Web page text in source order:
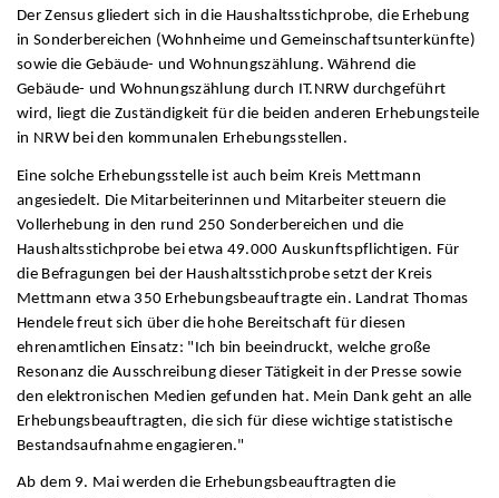
Der Zensus gliedert sich in die Haushaltsstichprobe, die Erhebung
in Sonderbereichen (Wohnheime und Gemeinschaftsunterkünfte)
sowie die Gebäude- und Wohnungszählung. Während die
Gebäude- und Wohnungszählung durch IT.NRW durchgeführt
wird, liegt die Zuständigkeit für die beiden anderen Erhebungsteile
in NRW bei den kommunalen Erhebungsstellen.
Eine solche Erhebungsstelle ist auch beim Kreis Mettmann
angesiedelt. Die Mitarbeiterinnen und Mitarbeiter steuern die
Vollerhebung in den rund 250 Sonderbereichen und die
Haushaltsstichprobe bei etwa 49.000 Auskunftspflichtigen. Für
die Befragungen bei der Haushaltsstichprobe setzt der Kreis
Mettmann etwa 350 Erhebungsbeauftragte ein. Landrat Thomas
Hendele freut sich über die hohe Bereitschaft für diesen
ehrenamtlichen Einsatz: "Ich bin beeindruckt, welche große
Resonanz die Ausschreibung dieser Tätigkeit in der Presse sowie
den elektronischen Medien gefunden hat. Mein Dank geht an alle
Erhebungsbeauftragten, die sich für diese wichtige statistische
Bestandsaufnahme engagieren."
Ab dem 9. Mai werden die Erhebungsbeauftragten die